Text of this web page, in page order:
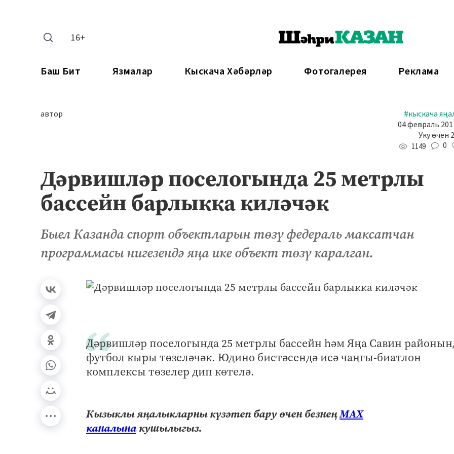
16+
Баш Бит Язмалар Кыскача Хәбәрләр Фотогалерея Реклама
автор
#кыскача
04 февраль
Уку өчен
1149 0
Дәрвишләр поселогында 25 метрлы
бассейн барлыкка киләчәк
Быел Казанда спорт объектларын төзү федераль максатчан
программасы нигезендә яңа ике объект төзү каралган.
Дәрвишләр поселогында 25 метрлы бассейн һәм Яңа Савин
футбол кыры төзеләчәк. Юдино бистәсендә исә чаңгы-биатлон
комплексы төзелер дип көтелә.
Кызыклы яңалыкларны күзәтеп бару өчен безнеңМАХ
каналына кушылыгыз.